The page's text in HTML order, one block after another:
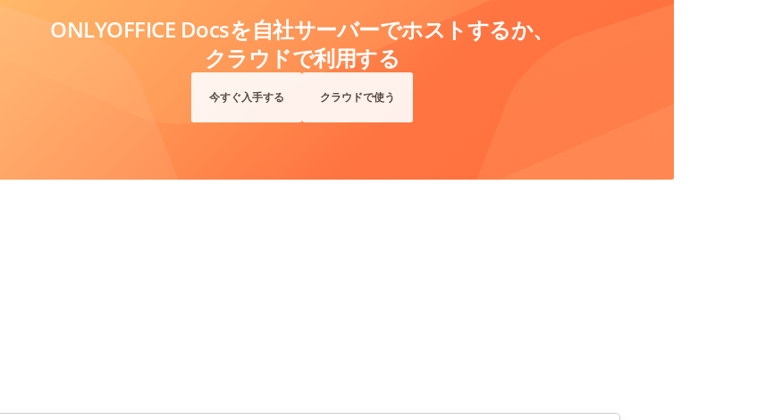
ONLYOFFICE Docsを自社サーバーでホストするか、
クラウドで利用する
今すぐ入手する クラウドで使う